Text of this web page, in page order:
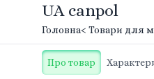
UA canpol
Головна< Товари для
Про товар